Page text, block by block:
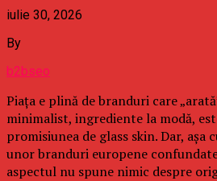
iulie 30, 2026
By
b2bseo
Piața e plină de branduri care
minimalist, ingrediente la modă,
promisiunea de glass skin. Dar, așa
unor branduri europene
aspectul nu spune nimic despre